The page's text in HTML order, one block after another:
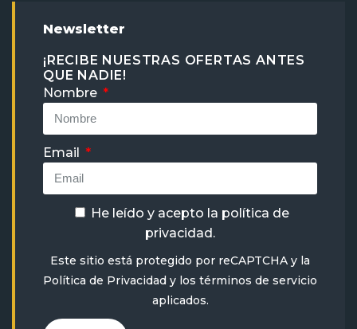
Newsletter
¡RECIBE NUESTRAS OFERTAS ANTES
QUE NADIE!
Nombre
Email
He leído y acepto la política de
privacidad.
Este sitio está protegido por reCAPTCHA y la
Política de Privacidad y los términos de servicio
aplicados.